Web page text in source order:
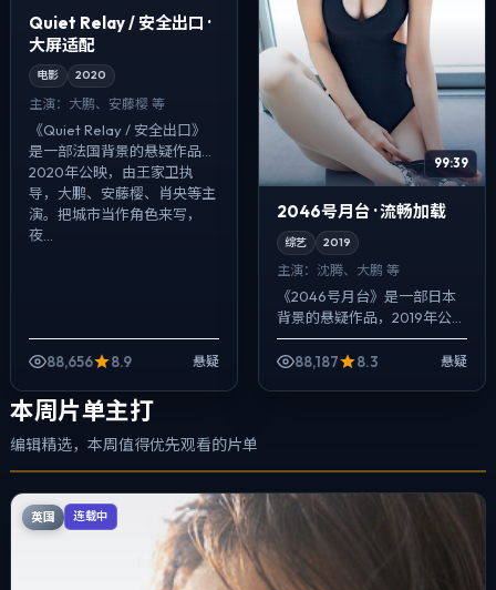
Quiet Relay / 安全出口 ·
大屏适配
电影 2020
主演： 大鹏、安藤樱 等
《Quiet Relay / 安全出口》
是一部法国背景的悬疑作品，
2020年公映，由王家卫执
导，大鹏、安藤樱、肖央等主
演。把城市当作角色来写，
夜...
88,656 8.9 悬疑
99:39
2046号月台 · 流畅加载
综艺 2019
主演： 沈腾、大鹏 等
《2046号月台》是一部日本
背景的悬疑作品，2019年公
映，由刁亦男执导，沈腾、大
鹏、倪妮等主演。配乐克制，
88,187 8.3 悬疑
本周片单主打
编辑精选，本周值得优先观看的片单
英国 连载中